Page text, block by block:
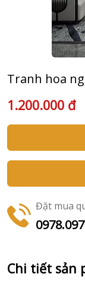
Tranh hoa
1.200.000 đ
Đặt mua
Chi tiết sản